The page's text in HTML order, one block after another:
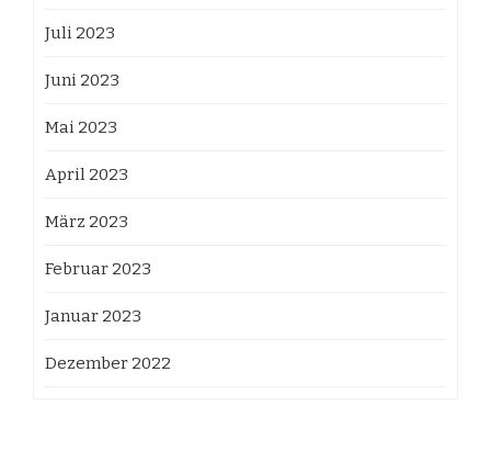
Juli 2023
Juni 2023
Mai 2023
April 2023
März 2023
Februar 2023
Januar 2023
Dezember 2022